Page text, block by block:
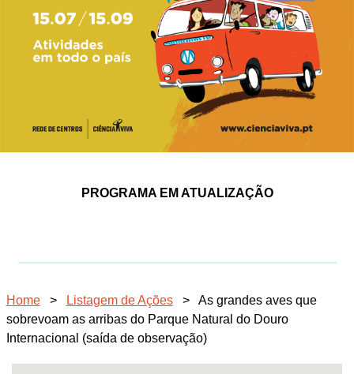
PROGRAMA EM ATUALIZAÇÃO
Home > Listagem de Ações >
As grandes aves que
sobrevoam as arribas do Parque Natural do Douro
Internacional (saída de observação)